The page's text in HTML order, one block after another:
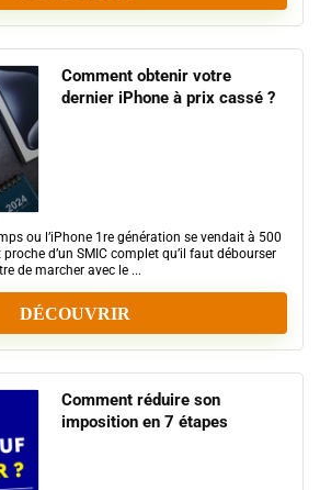
Comment obtenir votre
dernier iPhone à prix cassé ?
ou l’iPhone 1re génération se vendait à 500
proche d’un SMIC complet qu’il faut débourser
de marcher avec le ...
DÉCOUVRIR
Comment réduire son
imposition en 7 étapes